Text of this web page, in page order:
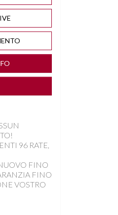
96 RATE,
FINO
FINO
VOSTRO